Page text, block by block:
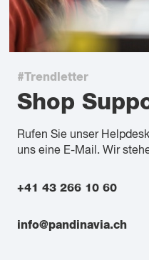
#Trendletter
Shop
Rufen Sie unser
uns eine E-Mail. Wir
+41 43 266 10 60
info@pandinavia.ch